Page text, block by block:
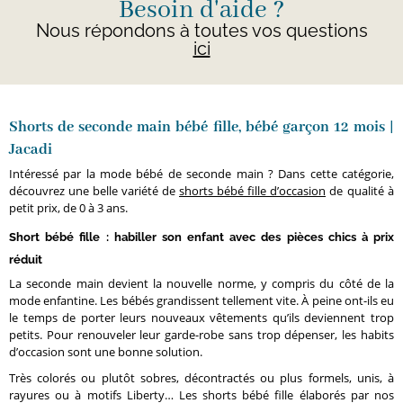
Besoin d'aide ?
Nous répondons à toutes vos questions
ici
Shorts de seconde main bébé fille, bébé garçon 12 mois |
Jacadi
Intéressé par la mode bébé de seconde main ? Dans cette catégorie,
découvrez une belle variété de shorts bébé fille d’occasion de qualité à
petit prix, de 0 à 3 ans.
Short bébé fille : habiller son enfant avec des pièces chics à prix
réduit
La seconde main devient la nouvelle norme, y compris du côté de la
mode enfantine. Les bébés grandissent tellement vite. À peine ont-ils eu
le temps de porter leurs nouveaux vêtements qu’ils deviennent trop
petits. Pour renouveler leur garde-robe sans trop dépenser, les habits
d’occasion sont une bonne solution.
Très colorés ou plutôt sobres, décontractés ou plus formels, unis, à
rayures ou à motifs Liberty… Les shorts bébé fille élaborés par nos